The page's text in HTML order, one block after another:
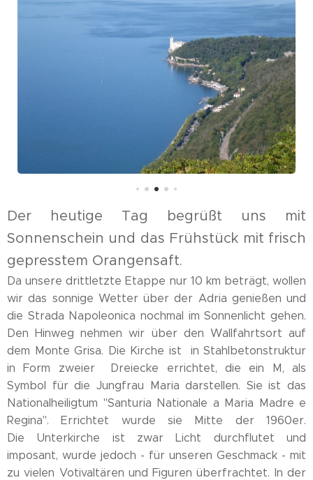
Der heutige Tag begrüßt uns mit
Sonnenschein und das Frühstück mit frisch
gepresstem Orangensaft.
Da unsere drittletzte Etappe nur 10 km beträgt, wollen
wir das sonnige Wetter über der Adria genießen und
die Strada Napoleonica nochmal im Sonnenlicht gehen.
Den Hinweg nehmen wir über den Wallfahrtsort auf
dem Monte Grisa. Die Kirche ist in Stahlbetonstruktur
in Form zweier Dreiecke errichtet, die ein M, als
Symbol für die Jungfrau Maria darstellen. Sie ist das
Nationalheiligtum "Santuria Nationale a Maria Madre e
Regina". Errichtet wurde sie Mitte der 1960er.
Die Unterkirche ist zwar Licht durchflutet und
imposant, wurde jedoch - für unseren Geschmack - mit
zu vielen Votivaltären und Figuren überfrachtet. In der